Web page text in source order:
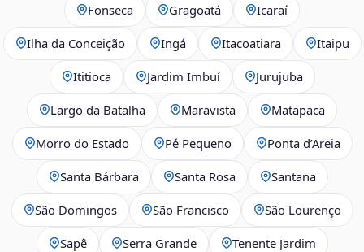
Fonseca Gragoatá Icaraí
Ilha da Conceição Ingá Itacoatiara Itaipu
Ititioca Jardim Imbuí Jurujuba
Largo da Batalha Maravista Matapaca
Morro do Estado Pé Pequeno Ponta d’Areia
Santa Bárbara Santa Rosa Santana
São Domingos São Francisco São Lourenço
Sapê Serra Grande Tenente Jardim